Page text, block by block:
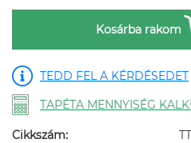
Kosárba rakom
TEDD FEL A KÉRDÉSEDET
TAPÉTA MENNYISÉG
Cikkszám: